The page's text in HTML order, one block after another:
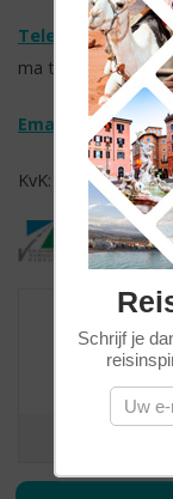
ma t/m vr 09.00 -
Email:
KvK: 30060880 //
207
Schrijf je